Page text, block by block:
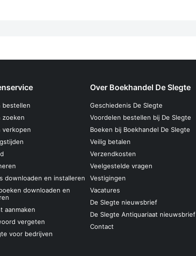
bestellen
zoeken
verkopen
downloaden en installeren
downloaden en
aanmaken
vergeten
voor bedrijven
Over Boekhandel De Slegte
Geschiedenis De Slegte
Voordelen bestellen bij De Slegte
Boeken bij Boekhandel De Slegte
Veilig betalen
Verzendkosten
Veelgestelde vragen
Vestigingen
Vacatures
De Slegte nieuwsbrief
De Slegte Antiquariaat nieuwsbrief
Contact